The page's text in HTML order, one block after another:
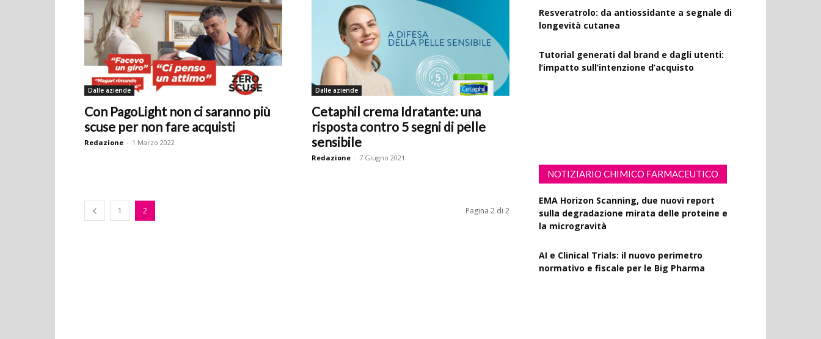
Dalle aziende
Con PagoLight non ci saranno più
scuse per non fare acquisti
Redazione - 1 Marzo 2022
Dalle aziende
Cetaphil crema Idratante: una
risposta contro 5 segni di pelle
sensibile
Redazione - 7 Giugno 2021
1 2 Pagina 2 di 2
Resveratrolo: da antiossidante a segnale di
longevità cutanea
Tutorial generati dal brand e dagli utenti:
l’impatto sull’intenzione d’acquisto
NOTIZIARIO CHIMICO FARMACEUTICO
EMA Horizon Scanning, due nuovi report
sulla degradazione mirata delle proteine e
la microgravità
AI e Clinical Trials: il nuovo perimetro
normativo e fiscale per le Big Pharma